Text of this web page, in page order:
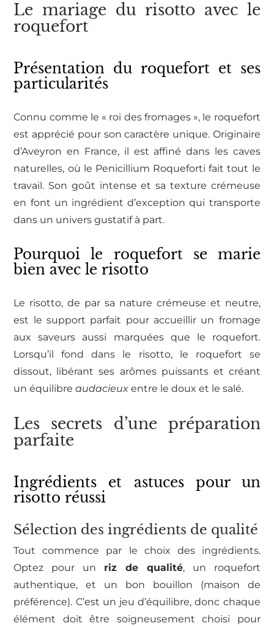
Le mariage du risotto avec le
roquefort
Présentation du roquefort et ses
particularités
Connu comme le « roi des fromages », le roquefort
est apprécié pour son caractère unique. Originaire
d’Aveyron en France, il est affiné dans les caves
naturelles, où le Penicillium Roqueforti fait tout le
travail. Son goût intense et sa texture crémeuse
en font un ingrédient d’exception qui transporte
dans un univers gustatif à part.
Pourquoi le roquefort se marie
bien avec le risotto
Le risotto, de par sa nature crémeuse et neutre,
est le support parfait pour accueillir un fromage
aux saveurs aussi marquées que le roquefort.
Lorsqu’il fond dans le risotto, le roquefort se
dissout, libérant ses arômes puissants et créant
un équilibreaudacieux entre le doux et le salé.
Les secrets d’une préparation
parfaite
Ingrédients et astuces pour un
risotto réussi
Sélection des ingrédients de qualité
Tout commence par le choix des ingrédients.
Optez pour un riz de qualité, un roquefort
authentique, et un bon bouillon (maison de
préférence). C’est un jeu d’équilibre, donc chaque
élément doit être soigneusement choisi pour